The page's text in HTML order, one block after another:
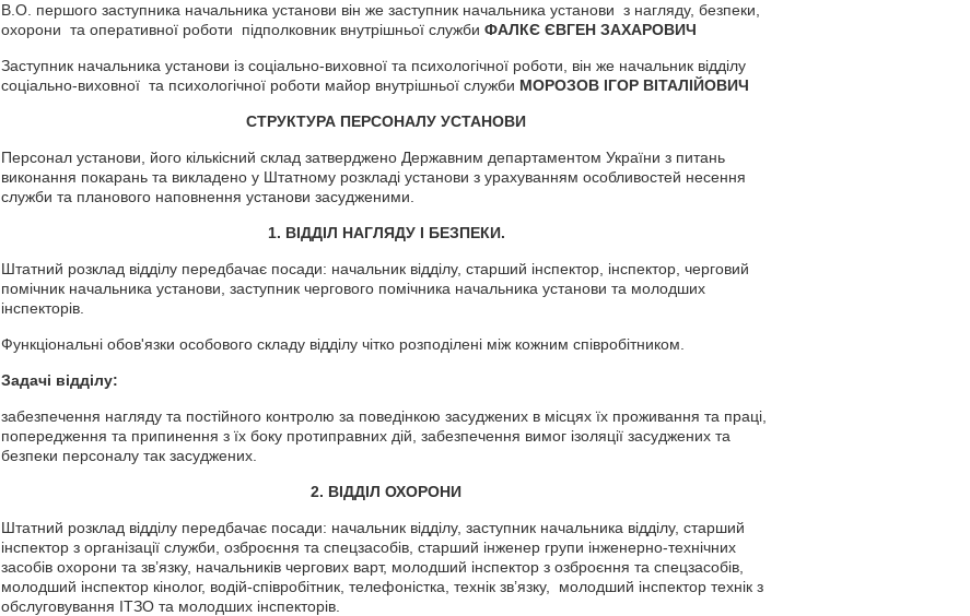
В.О. першого заступника начальника установи він же заступник начальника установи з нагляду, безпеки,
охорони та оперативної роботи підполковник внутрішньої служби ФАЛКЄ ЄВГЕН ЗАХАРОВИЧ
Заступник начальника установи із соціально-виховної та психологічної роботи, він же начальник відділу
соціально-виховної та психологічної роботи майор внутрішньої служби МОРОЗОВ ІГОР ВІТАЛІЙОВИЧ
СТРУКТУРА ПЕРСОНАЛУ УСТАНОВИ
Персонал установи, його кількісний склад затверджено Державним департаментом України з питань
виконання покарань та викладено у Штатному розкладі установи з урахуванням особливостей несення
служби та планового наповнення установи засудженими.
1. ВІДДІЛ НАГЛЯДУ І БЕЗПЕКИ.
Штатний розклад відділу передбачає посади: начальник відділу, старший інспектор, інспектор, черговий
помічник начальника установи, заступник чергового помічника начальника установи та молодших
інспекторів.
Функціональні обов'язки особового складу відділу чітко розподілені між кожним співробітником.
Задачі відділу:
забезпечення нагляду та постійного контролю за поведінкою засуджених в місцях їх проживання та праці,
попередження та припинення з їх боку протиправних дій, забезпечення вимог ізоляції засуджених та
безпеки персоналу так засуджених.
2. ВІДДІЛ ОХОРОНИ
Штатний розклад відділу передбачає посади: начальник відділу, заступник начальника відділу, старший
інспектор з організації служби, озброєння та спецзасобів, старший інженер групи інженерно-технічних
засобів охорони та зв’язку, начальників чергових варт, молодший інспектор з озброєння та спецзасобів,
молодший інспектор кінолог, водій-співробітник, телефоністка, технік зв’язку, молодший інспектор технік з
обслуговування ІТЗО та молодших інспекторів.